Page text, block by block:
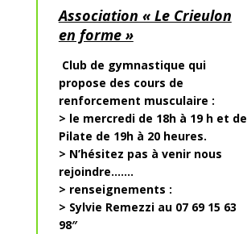
Association « Le Crieulon
en forme »
Club de gymnastique qui
propose des cours de
renforcement musculaire :
> le mercredide 18h à 19 h et de
Pilate de 19h à 20 heures.
> N’hésitez pas à venir nous
rejoindre…….
> renseignements :
> Sylvie Remezzi au 07 69 15 63
98″